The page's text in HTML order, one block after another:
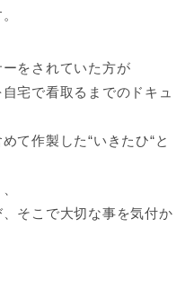
をされていた方が
宅で看取るまでのドキュ
て作製した“いきたひ“と
そこで大切な事を気付か